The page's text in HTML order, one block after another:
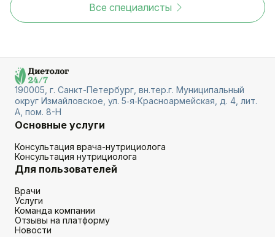
Все специалисты
190005, г. Санкт-Петербург, вн.тер.г. Муниципальный
округ Измайловское, ул. 5‑я‑Красноармейская, д. 4, лит.
А, пом. 8-Н
Основные услуги
Консультация врача-нутрициолога
Консультация нутрициолога
Для пользователей
Врачи
Услуги
Команда компании
Отзывы на платформу
Новости